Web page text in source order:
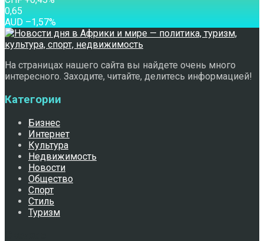
0,65
AUD –1,57%
На страницах нашего сайта вы найдете очень много
интересного. Заходите, читайте, делитесь информацией!
Категории
Бизнес
Интернет
Культура
Недвижимость
Новости
Общество
Спорт
Стиль
Туризм